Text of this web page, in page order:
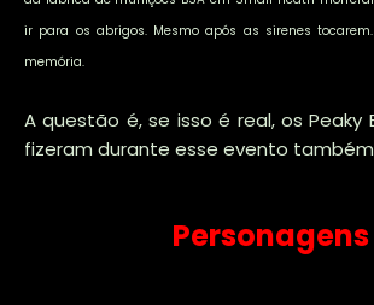
ir para os abrigos. Mesmo após as sirenes
memória.
A questão é, se isso é real, os Peaky
fizeram durante esse evento também
Personagens